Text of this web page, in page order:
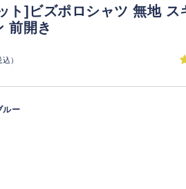
ト]ビズポロシャツ 無地 ス
前開き
）
ルー